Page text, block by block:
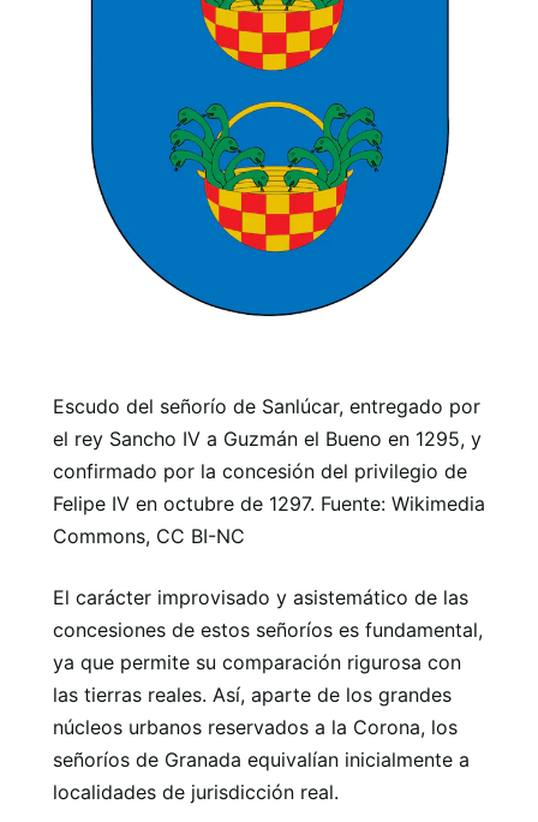
Escudo del señorío de Sanlúcar, entregado por
el rey Sancho IV a Guzmán el Bueno en 1295, y
confirmado por la concesión del privilegio de
Felipe IV en octubre de 1297. Fuente: Wikimedia
Commons, CC BI-NC
El carácter improvisado y asistemático de las
concesiones de estos señoríos es fundamental,
ya que permite su comparación rigurosa con
las tierras reales. Así, aparte de los grandes
núcleos urbanos reservados a la Corona, los
señoríos de Granada equivalían inicialmente a
localidades de jurisdicción real.